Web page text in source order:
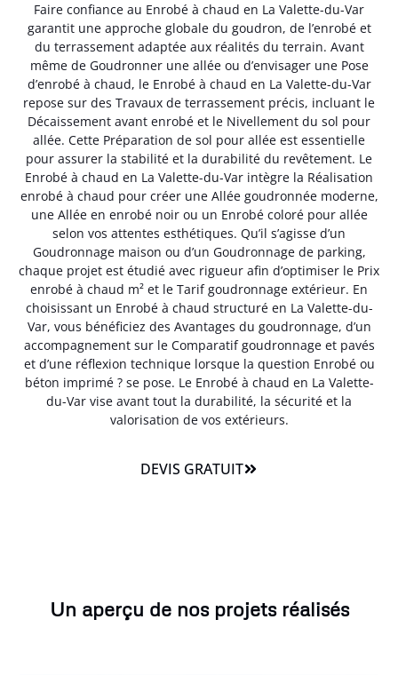
Faire confiance au Enrobé à chaud en La Valette-du-Var
garantit une approche globale du goudron, de l’enrobé et
du terrassement adaptée aux réalités du terrain. Avant
même de Goudronner une allée ou d’envisager une Pose
d’enrobé à chaud, le Enrobé à chaud en La Valette-du-Var
repose sur des Travaux de terrassement précis, incluant le
Décaissement avant enrobé et le Nivellement du sol pour
allée. Cette Préparation de sol pour allée est essentielle
pour assurer la stabilité et la durabilité du revêtement. Le
Enrobé à chaud en La Valette-du-Var intègre la Réalisation
enrobé à chaud pour créer une Allée goudronnée moderne,
une Allée en enrobé noir ou un Enrobé coloré pour allée
selon vos attentes esthétiques. Qu’il s’agisse d’un
Goudronnage maison ou d’un Goudronnage de parking,
chaque projet est étudié avec rigueur afin d’optimiser le Prix
enrobé à chaud m² et le Tarif goudronnage extérieur. En
choisissant un Enrobé à chaud structuré en La Valette-du-
Var, vous bénéficiez des Avantages du goudronnage, d’un
accompagnement sur le Comparatif goudronnage et pavés
et d’une réflexion technique lorsque la question Enrobé ou
béton imprimé ? se pose. Le Enrobé à chaud en La Valette-
du-Var vise avant tout la durabilité, la sécurité et la
valorisation de vos extérieurs.
DEVIS GRATUIT
Un aperçu de nos projets réalisés